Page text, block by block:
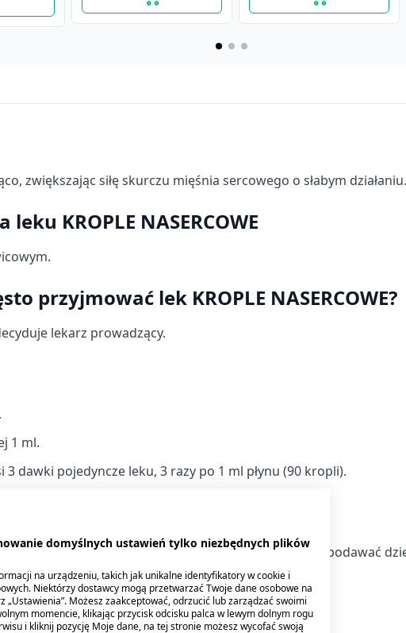
35 g
4,49 zł
papaweryna
(Fortestomachicae),35 ml
zwiększając siłę skurczu mięśnia sercowego o słabym działaniu.
KROPLE NASERCOWE
przyjmować lek KROPLE NASERCOWE?
lekarz prowadzący.
1 ml.
dawki pojedyncze leku, 3 razy po 1 ml płynu (90 kropli).
bezpieczeństwa stosowania i zawartość etanolu, nie podawać
leczenia
domyślnych ustawień tylko niezbędnych plików
na urządzeniu, takich jak unikalne identyfikatory w cookie i
Niektórzy dostawcy mogą przetwarzać Twoje dane osobowe na
Możesz zaakceptować, odrzucić lub zarządzać swoimi
momencie, klikając przycisk odcisku palca w lewym dolnym rogu
i kliknij pozycję Moje dane, na tej stronie możesz wycofać swoją